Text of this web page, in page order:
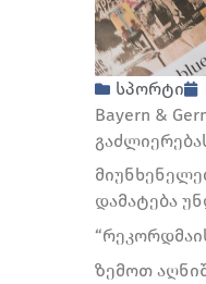
სპორტი
Bayern &
დამატება
ზემოთ